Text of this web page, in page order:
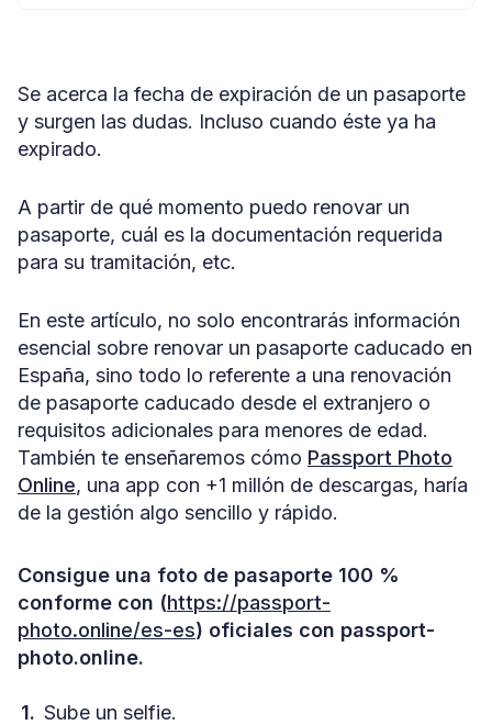
Se acerca la fecha de expiración de un pasaporte
y surgen las dudas. Incluso cuando éste ya ha
expirado.
A partir de qué momento puedo renovar un
pasaporte, cuál es la documentación requerida
para su tramitación, etc.
En este artículo, no solo encontrarás información
esencial sobre renovar un pasaporte caducado en
España, sino todo lo referente a una renovación
de pasaporte caducado desde el extranjero o
requisitos adicionales para menores de edad.
También te enseñaremos cómo Passport Photo
Online, una app con +1 millón de descargas, haría
de la gestión algo sencillo y rápido.
Consigue una foto de pasaporte 100 %
conforme con (https://passport-
photo.online/es-es) oficiales con passport-
photo.online.
Sube un selfie.